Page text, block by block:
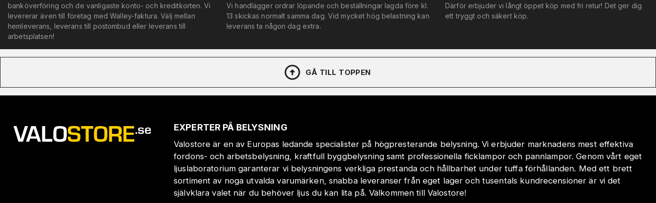
banköverföring och de vanligaste konto- och kreditkorten. Vi
levererar även till företag med Walley-faktura. Välj mellan
hemleverans, leverans till postombud eller leverans till
arbetsplatsen!
Vi handlägger ordrar löpande och beställningar lagda före kl.
13 skickas normalt samma dag. Vid mycket hög belastning kan
leverans ta någon dag extra.
Därför erbjuder vi långt öppet köp med fri retur! Det ger dig
ett tryggt och säkert köp.
GÅ TILL TOPPEN
EXPERTER PÅ BELYSNING
Valostore är en av Europas ledande specialister på högpresterande belysning. Vi erbjuder marknadens mest effektiva
fordons- och arbetsbelysning, kraftfull byggbelysning samt professionella ficklampor och pannlampor. Genom vårt eget
ljuslaboratorium garanterar vi belysningens verkliga prestanda och hållbarhet under tuffa förhållanden. Med ett brett
sortiment av noga utvalda varumärken, snabba leveranser från eget lager och tusentals kundrecensioner är vi det
självklara valet när du behöver ljus du kan lita på. Välkommen till Valostore!